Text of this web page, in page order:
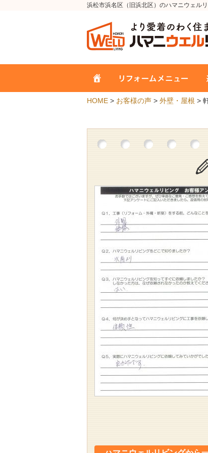
浜松市浜名区（旧浜北区）のハマニウェル
HOME > お客様の声 > 外壁・屋根 >